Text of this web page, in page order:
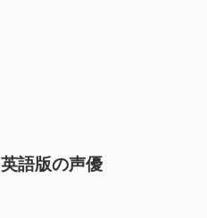
英語版の声優